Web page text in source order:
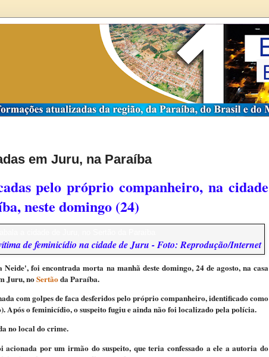
em Juru, na Paraíba
pelo próprio companheiro, na cidade
neste domingo (24)
de feminicídio na cidade de Juru - Foto: Reprodução/Internet
foi encontrada morta na manhã deste domingo, 24 de agosto, na casa
Juru, noSertãoda Paraíba.
com golpes de faca desferidos pelo próprio companheiro, identificado como
Após o feminicídio, o suspeito fugiu e ainda não foi localizado pela polícia.
no local do crime.
por um irmão do suspeito, que teria confessado a ele a autoria do